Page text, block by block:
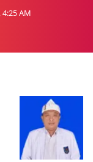
4:25 AM